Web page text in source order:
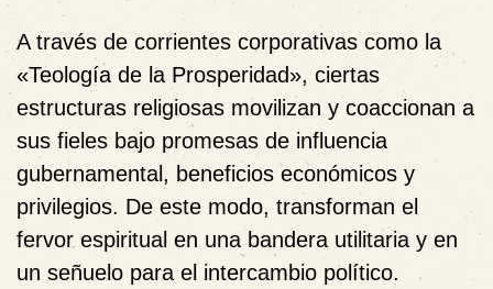
A través de corrientes corporativas como la
«Teología de la Prosperidad», ciertas
estructuras religiosas movilizan y coaccionan a
sus fieles bajo promesas de influencia
gubernamental, beneficios económicos y
privilegios. De este modo, transforman el
fervor espiritual en una bandera utilitaria y en
un señuelo para el intercambio político.